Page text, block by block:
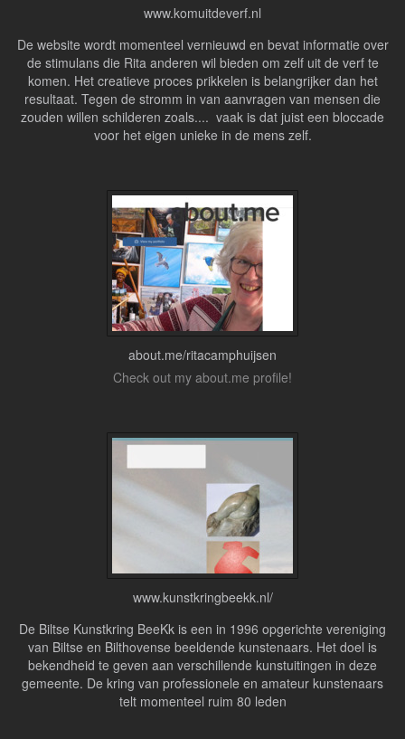
www.komuitdeverf.nl
De website wordt momenteel vernieuwd en bevat informatie over
de stimulans die Rita anderen wil bieden om zelf uit de verf te
komen. Het creatieve proces prikkelen is belangrijker dan het
resultaat. Tegen de stromm in van aanvragen van mensen die
zouden willen schilderen zoals.... vaak is dat juist een bloccade
voor het eigen unieke in de mens zelf.
about.me/ritacamphuijsen
Check out my about.me profile!
www.kunstkringbeekk.nl/
De Biltse Kunstkring BeeKk is een in 1996 opgerichte vereniging
van Biltse en Bilthovense beeldende kunstenaars. Het doel is
bekendheid te geven aan verschillende kunstuitingen in deze
gemeente. De kring van professionele en amateur kunstenaars
telt momenteel ruim 80 leden